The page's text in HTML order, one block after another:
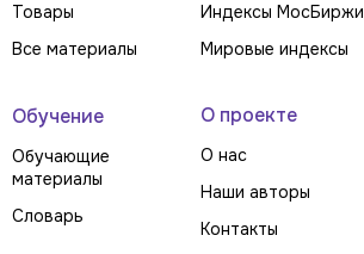
Товары
Все материалы
Индексы МосБиржи
Мировые индексы
Обучение
Обучающие
материалы
Словарь
О проекте
О нас
Наши авторы
Контакты